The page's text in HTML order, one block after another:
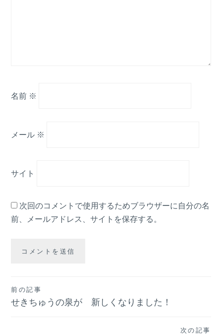
名前 ※
メール ※
サイト
次回のコメントで使用するためブラウザーに自分の名
前、メールアドレス、サイトを保存する。
投
稿
前の記事
せきちゅうの泉が 新しくなりました！
次の記事